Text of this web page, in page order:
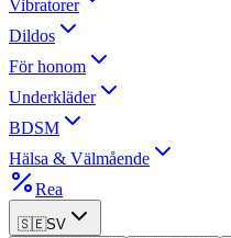
Vibratorer
Dildos
För honom
Underkläder
BDSM
Hälsa & Välmående
Rea
🇸🇪SV